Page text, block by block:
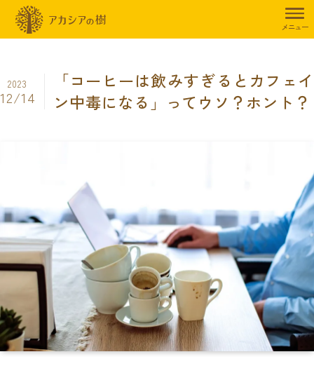
メニュー
トップページ 暮らしのお役立ち情報 「コー
「コーヒーは飲みすぎるとカフェイ
ン中毒になる」ってウソ？ホント？
2023
12/14